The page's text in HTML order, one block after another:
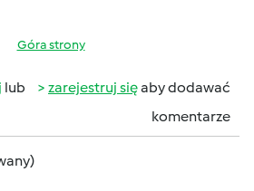
Góra strony
lub zarejestruj sięaby dodawać
komentarze